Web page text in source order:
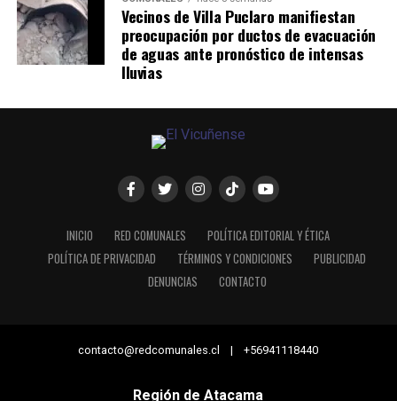
Vecinos de Villa Puclaro manifiestan
preocupación por ductos de evacuación
de aguas ante pronóstico de intensas
lluvias
INICIO RED COMUNALES
POLÍTICA EDITORIAL Y ÉTICA
POLÍTICA DE PRIVACIDAD
TÉRMINOS Y CONDICIONES
PUBLICIDAD
DENUNCIAS
CONTACTO
contacto@redcomunales.cl | +56941118440
Región de Atacama